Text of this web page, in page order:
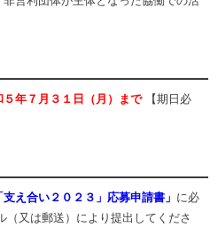
年７月３１日（月）まで【期日必
え合い２０２３」応募申請書」 に必
又は郵送）により提出してくださ